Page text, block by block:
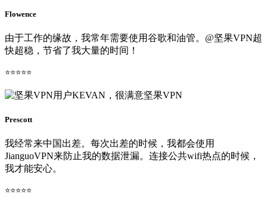
Flowence
由于工作的缘故，我常年需要使用谷歌和油管。@坚果VPN超
快超稳，节省了我大量的时间！
⭐⭐⭐⭐⭐
Prescott
我经常来中国出差。每次出差的时候，我都会使用
JianguoVPN来防止我的数据泄漏。连接公共wifi热点的时候，
我才能安心。
⭐⭐⭐⭐⭐